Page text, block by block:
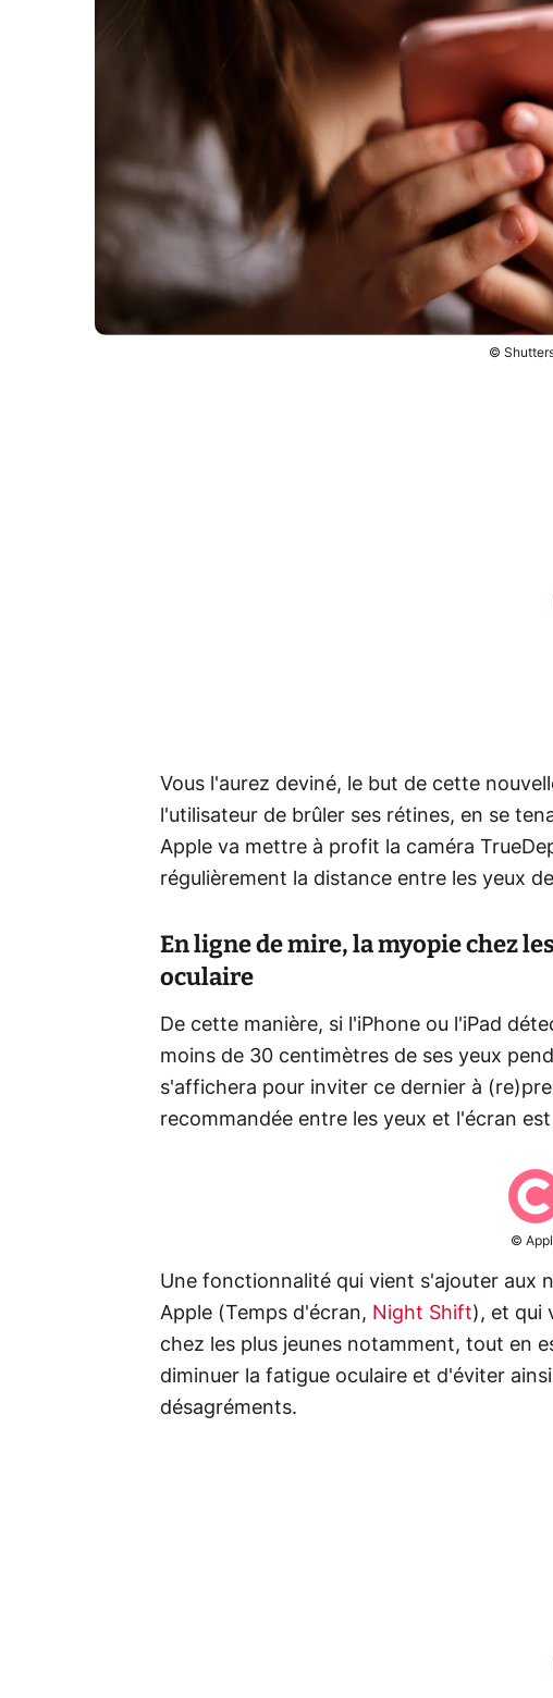
©
Vous l'aurez deviné, le but de cette
l'utilisateur de brûler ses rétines, en se
Apple va mettre à profit la caméra
régulièrement la distance entre les yeux
En ligne de mire, la myopie chez
oculaire
De cette manière, si l'iPhone ou l'iPad
moins de 30 centimètres de ses yeux
s'affichera pour inviter ce dernier à
recommandée entre les yeux et l'écran
©
Une fonctionnalité qui vient s'ajouter aux
Apple (Temps d'écran, Night Shift), et qui
chez les plus jeunes notamment, tout en
diminuer la fatigue oculaire et d'éviter
désagréments.